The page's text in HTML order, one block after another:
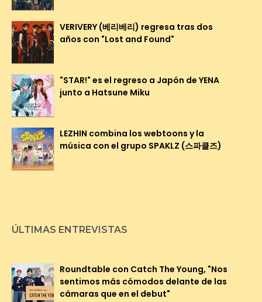
VERIVERY (베리베리) regresa tras dos
años con "Lost and Found"
"STAR!" es el regreso a Japón de YENA
junto a Hatsune Miku
LEZHIN combina los webtoons y la
música con el grupo SPAKLZ (스파클즈)
ÚLTIMAS ENTREVISTAS
Roundtable con Catch The Young, "Nos
sentimos más cómodos delante de las
cámaras que en el debut"